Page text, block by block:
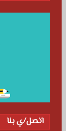
اتصل/ي بنا